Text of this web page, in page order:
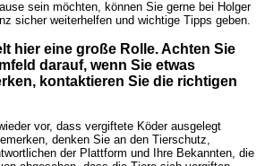
sein möchten, können Sie gerne bei Holger
sicher weiterhelfen und wichtige Tipps geben.
hier eine große Rolle. Achten Sie
darauf, wenn Sie etwas
kontaktieren Sie die richtigen
vor, dass vergiftete Köder ausgelegt
denken Sie an den Tierschutz,
der Plattform und Ihre Bekannten, die